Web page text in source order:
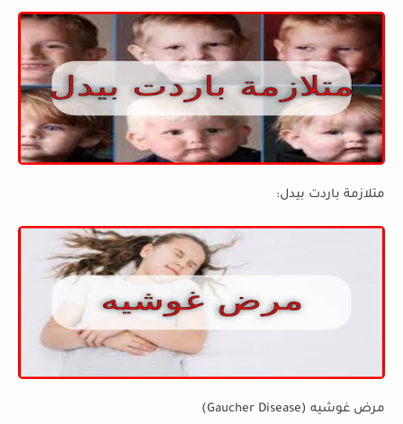
متلازمة باردت بيدل:
مرض غوشيه (Gaucher Disease)